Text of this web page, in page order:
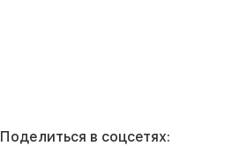
Поделиться в соцсетях: